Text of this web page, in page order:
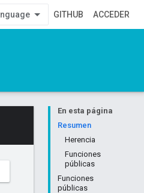
GITHUB ACCEDER
En esta página
Resumen
Herencia
Funciones
públicas
Funciones
públicas